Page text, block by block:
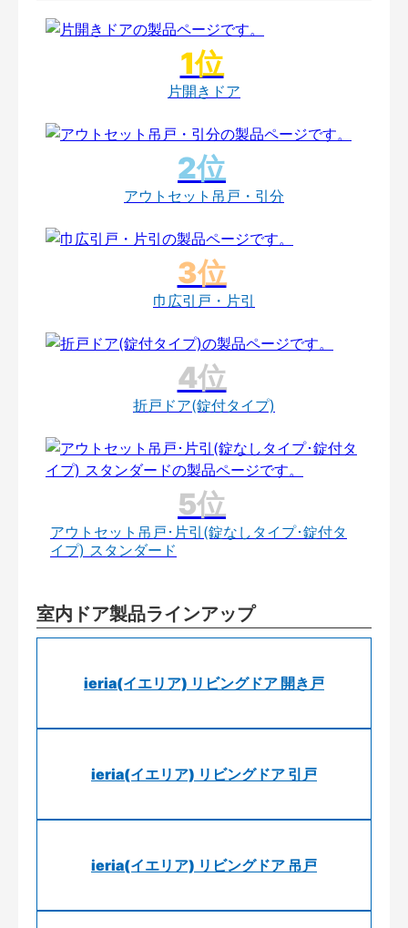
片開きドア
アウトセット吊戸・引分
巾広引戸・片引
折戸ドア(錠付タイプ)
アウトセット吊戸･片引(錠なしタイプ･錠付タ
イプ) スタンダード
室内ドア製品ラインアップ
ieria(イエリア) リビングドア 開き戸
ieria(イエリア) リビングドア 引戸
ieria(イエリア) リビングドア 吊戸